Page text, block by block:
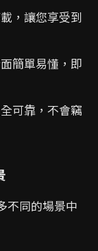
，讓您享受到
簡單易懂，即
可靠，不會竊
不同的場景中